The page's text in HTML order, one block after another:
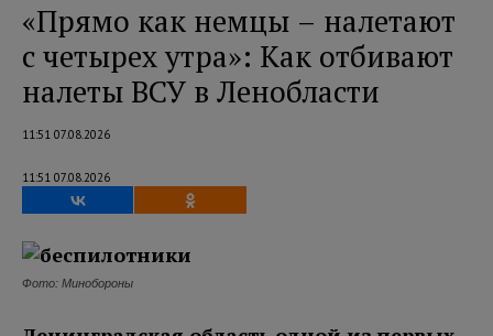
«Прямо как немцы – налетают
с четырех утра»: Как отбивают
налеты ВСУ в Ленобласти
11:51 07.08.2026
11:51 07.08.2026
Фото: Минобороны